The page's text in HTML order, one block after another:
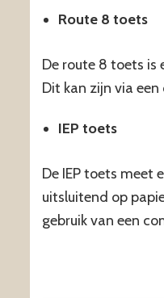
Route 8 toets
De route 8 toets is
Dit kan zijn via
IEP toets
De IEP toets meet
uitsluitend op
gebruik van een